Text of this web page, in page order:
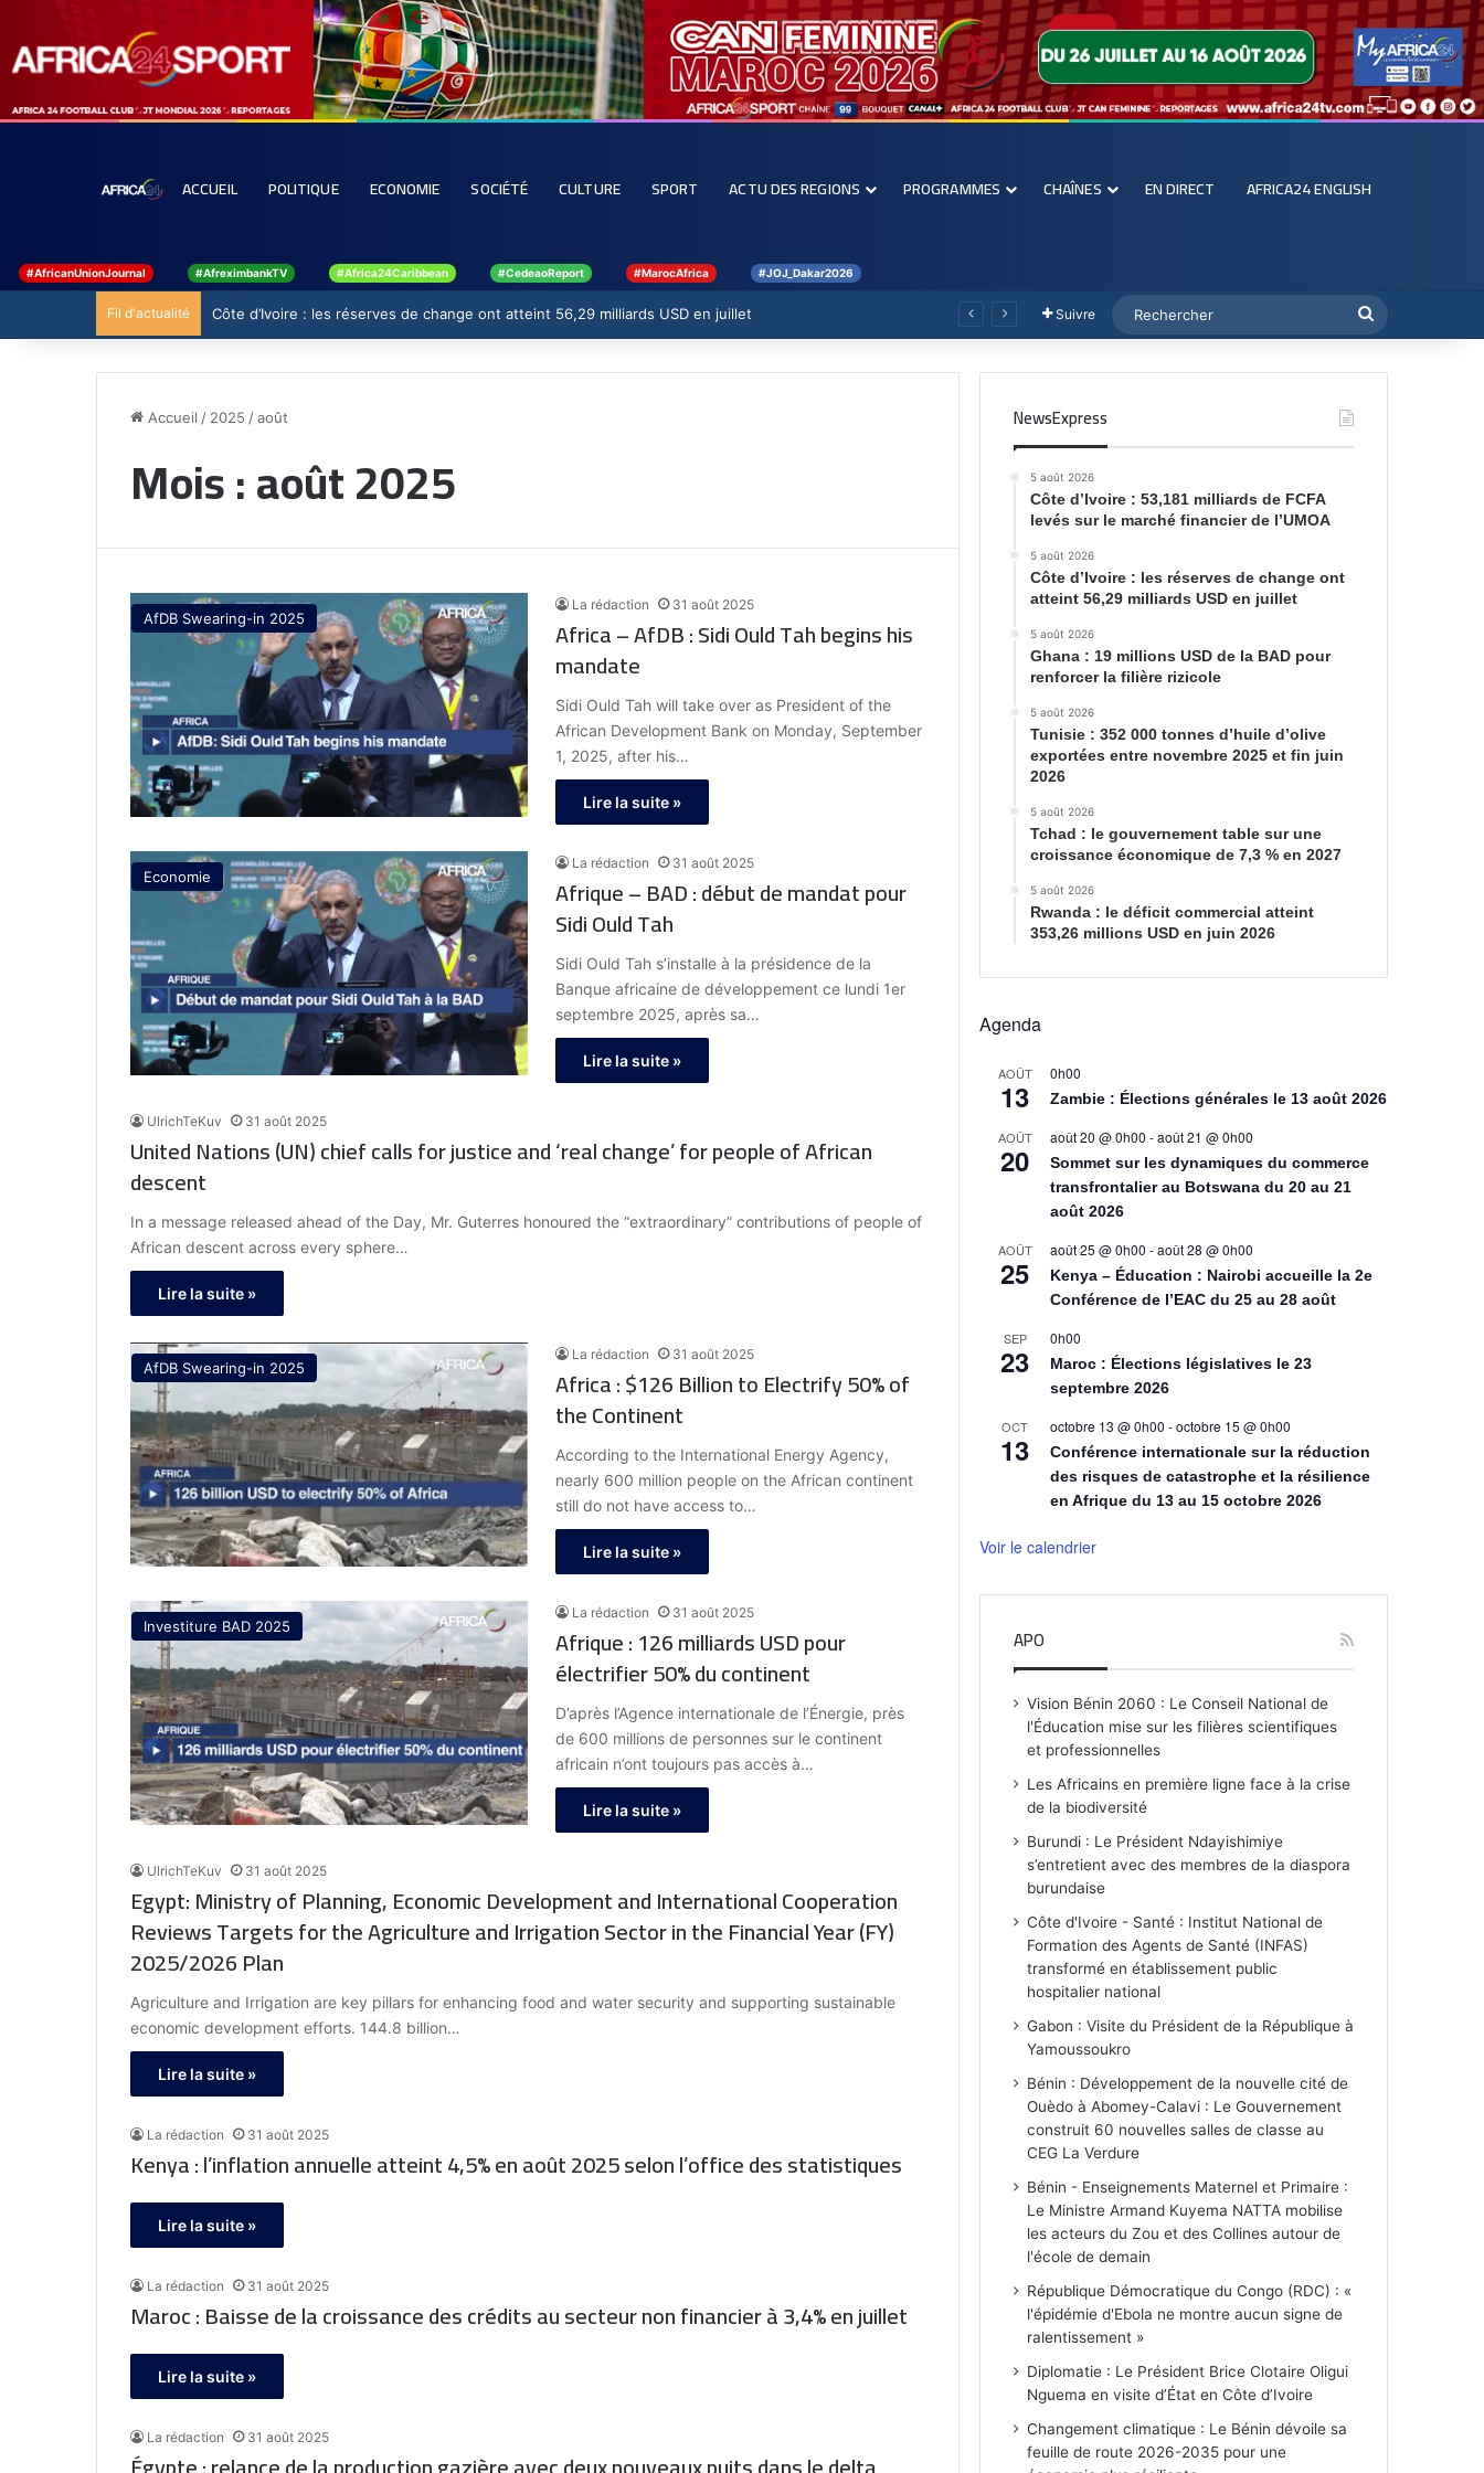
ACCUEIL POLITIQUE ECONOMIE SOCIÉTÉ CULTURE SPORT ACTU DES REGIONS PROGRAMMES CHAÎNES EN DIRECT AFRICA24 ENGLISH
#AfricanUnionJournal #AfreximbankTV #Africa24Caribbean #CedeaoReport #MarocAfrica #JOJ_Dakar2026
Fil d'actualité Côte d’Ivoire : les réserves de change ont atteint 56,29 milliards USD en juillet Suivre
Accueil / 2025 /août
Mois :août 2025
AfDB Swearing-in 2025
La rédaction 31 août 2025
Africa – AfDB : Sidi Ould Tah begins his
mandate
Sidi Ould Tah will take over as President of the
African Development Bank on Monday, September
1, 2025, after his…
Lire la suite »
Economie
La rédaction 31 août 2025
Afrique – BAD : début de mandat pour
Sidi Ould Tah
Sidi Ould Tah s’installe à la présidence de la
Banque africaine de développement ce lundi 1er
septembre 2025, après sa…
Lire la suite »
UlrichTeKuv 31 août 2025
United Nations (UN) chief calls for justice and ‘real change’ for people of African
descent
In a message released ahead of the Day, Mr. Guterres honoured the “extraordinary” contributions of people of
African descent across every sphere…
Lire la suite »
AfDB Swearing-in 2025
La rédaction 31 août 2025
Africa : $126 Billion to Electrify 50% of
the Continent
According to the International Energy Agency,
nearly 600 million people on the African continent
still do not have access to…
Lire la suite »
Investiture BAD 2025
La rédaction 31 août 2025
Afrique : 126 milliards USD pour
électrifier 50% du continent
D’après l’Agence internationale de l’Énergie, près
de 600 millions de personnes sur le continent
africain n’ont toujours pas accès à…
Lire la suite »
UlrichTeKuv 31 août 2025
Egypt: Ministry of Planning, Economic Development and International Cooperation
Reviews Targets for the Agriculture and Irrigation Sector in the Financial Year (FY)
2025/2026 Plan
Agriculture and Irrigation are key pillars for enhancing food and water security and supporting sustainable
economic development efforts. 144.8 billion…
Lire la suite »
La rédaction 31 août 2025
Kenya : l’inflation annuelle atteint 4,5% en août 2025 selon l’office des statistiques
Lire la suite »
La rédaction 31 août 2025
Maroc : Baisse de la croissance des crédits au secteur non financier à 3,4% en juillet
Lire la suite »
La rédaction 31 août 2025
NewsExpress
5 août 2026
Côte d’Ivoire : 53,181 milliards de FCFA
levés sur le marché financier de l’UMOA
5 août 2026
Côte d’Ivoire : les réserves de change ont
atteint 56,29 milliards USD en juillet
5 août 2026
Ghana : 19 millions USD de la BAD pour
renforcer la filière rizicole
5 août 2026
Tunisie : 352 000 tonnes d’huile d’olive
exportées entre novembre 2025 et fin juin
2026
5 août 2026
Tchad : le gouvernement table sur une
croissance économique de 7,3 % en 2027
5 août 2026
Rwanda : le déficit commercial atteint
353,26 millions USD en juin 2026
Agenda
AOÛT
13
0h00
Zambie : Élections générales le 13 août 2026
AOÛT
20
août 20 @ 0h00 -août 21 @ 0h00
Sommet sur les dynamiques du commerce
transfrontalier au Botswana du 20 au 21
août 2026
AOÛT
25
août 25 @ 0h00 -août 28 @ 0h00
Kenya – Éducation : Nairobi accueille la 2e
Conférence de l’EAC du 25 au 28 août
SEP
23
0h00
Maroc : Élections législatives le 23
septembre 2026
OCT
13
octobre 13 @ 0h00 -octobre 15 @ 0h00
Conférence internationale sur la réduction
des risques de catastrophe et la résilience
en Afrique du 13 au 15 octobre 2026
Voir le calendrier
APO
Vision Bénin 2060 : Le Conseil National de
l'Éducation mise sur les filières scientifiques
et professionnelles
Les Africains en première ligne face à la crise
de la biodiversité
Burundi : Le Président Ndayishimiye
s’entretient avec des membres de la diaspora
burundaise
Côte d'Ivoire - Santé : Institut National de
Formation des Agents de Santé (INFAS)
transformé en établissement public
hospitalier national
Gabon : Visite du Président de la République à
Yamoussoukro
Bénin : Développement de la nouvelle cité de
Ouèdo à Abomey-Calavi : Le Gouvernement
construit 60 nouvelles salles de classe au
CEG La Verdure
Bénin - Enseignements Maternel et Primaire :
Le Ministre Armand Kuyema NATTA mobilise
les acteurs du Zou et des Collines autour de
l'école de demain
République Démocratique du Congo (RDC) : «
l'épidémie d'Ebola ne montre aucun signe de
ralentissement »
Diplomatie : Le Président Brice Clotaire Oligui
Nguema en visite d’État en Côte d’Ivoire
Changement climatique : Le Bénin dévoile sa
feuille de route 2026-2035 pour une